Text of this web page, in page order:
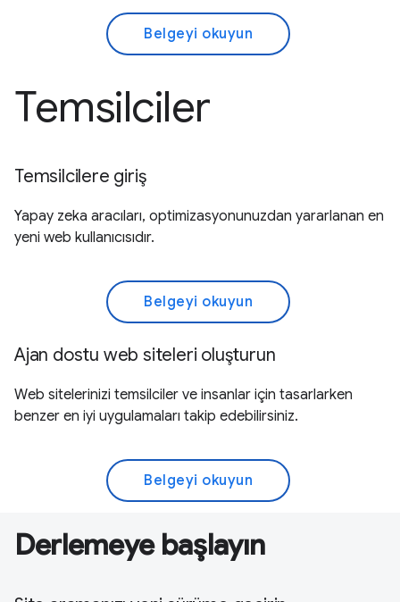
Belgeyi okuyun
Temsilciler
Temsilcilere giriş
Yapay zeka aracıları, optimizasyonunuzdan yararlanan en
yeni web kullanıcısıdır.
Belgeyi okuyun
Ajan dostu web siteleri oluşturun
Web sitelerinizi temsilciler ve insanlar için tasarlarken
benzer en iyi uygulamaları takip edebilirsiniz.
Belgeyi okuyun
Derlemeye başlayın